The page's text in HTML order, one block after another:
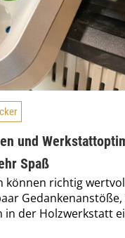
und
Spaß
richtig
Gedankenanstöße,
in der Holzwerkstatt